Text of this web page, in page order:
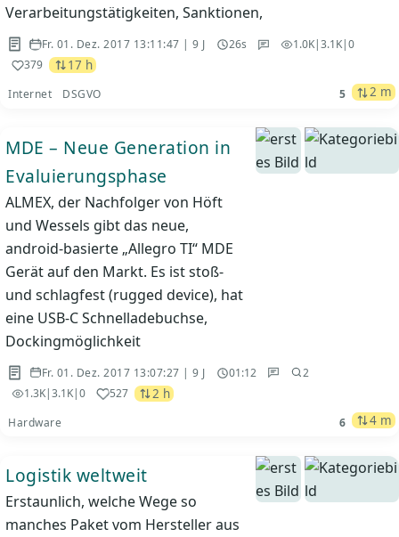
Verarbeitungstätigkeiten, Sanktionen,
Fr. 01. Dez. 2017 13:11:47 | 9 J 26s 1.0K|3.1K|0
379
17 h
Internet DSGVO 5 2 m
MDE – Neue Generation in
Evaluierungsphase
ALMEX, der Nachfolger von Höft
und Wessels gibt das neue,
android-basierte „Allegro TI“ MDE
Gerät auf den Markt. Es ist stoß-
und schlagfest (rugged device), hat
eine USB-C Schnelladebuchse,
Dockingmöglichkeit
Fr. 01. Dez. 2017 13:07:27 | 9 J 01:12
2
1.3K|3.1K|0 527 2 h
Hardware 6 4 m
Logistik weltweit
Erstaunlich, welche Wege so
manches Paket vom Hersteller aus